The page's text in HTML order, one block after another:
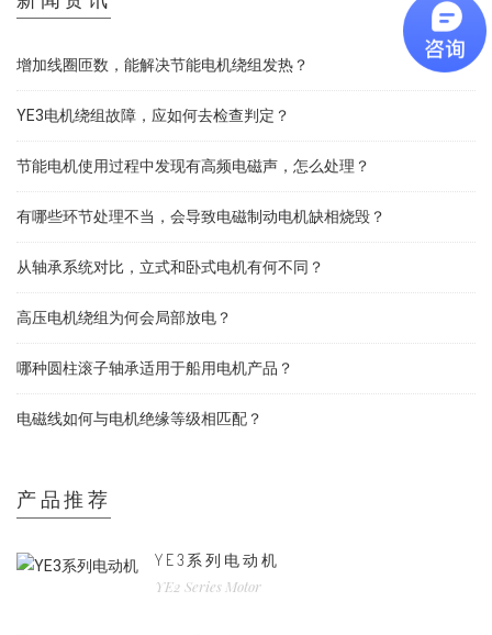
增加线圈匝数，能解决节能电机绕组发热？
YE3电机绕组故障，应如何去检查判定？
节能电机使用过程中发现有高频电磁声，怎么处理？
有哪些环节处理不当，会导致电磁制动电机缺相烧毁？
从轴承系统对比，立式和卧式电机有何不同？
高压电机绕组为何会局部放电？
哪种圆柱滚子轴承适用于船用电机产品？
电磁线如何与电机绝缘等级相匹配？
产品推荐
YE3系列电动机
YE2 Series Motor